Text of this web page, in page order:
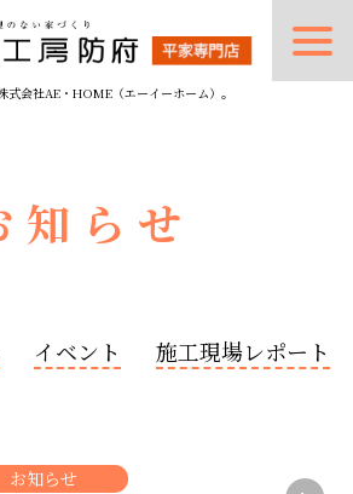
式会社AE・HOME（エーイーホーム）。
知らせ
イベント 施工現場レポート
お知らせ